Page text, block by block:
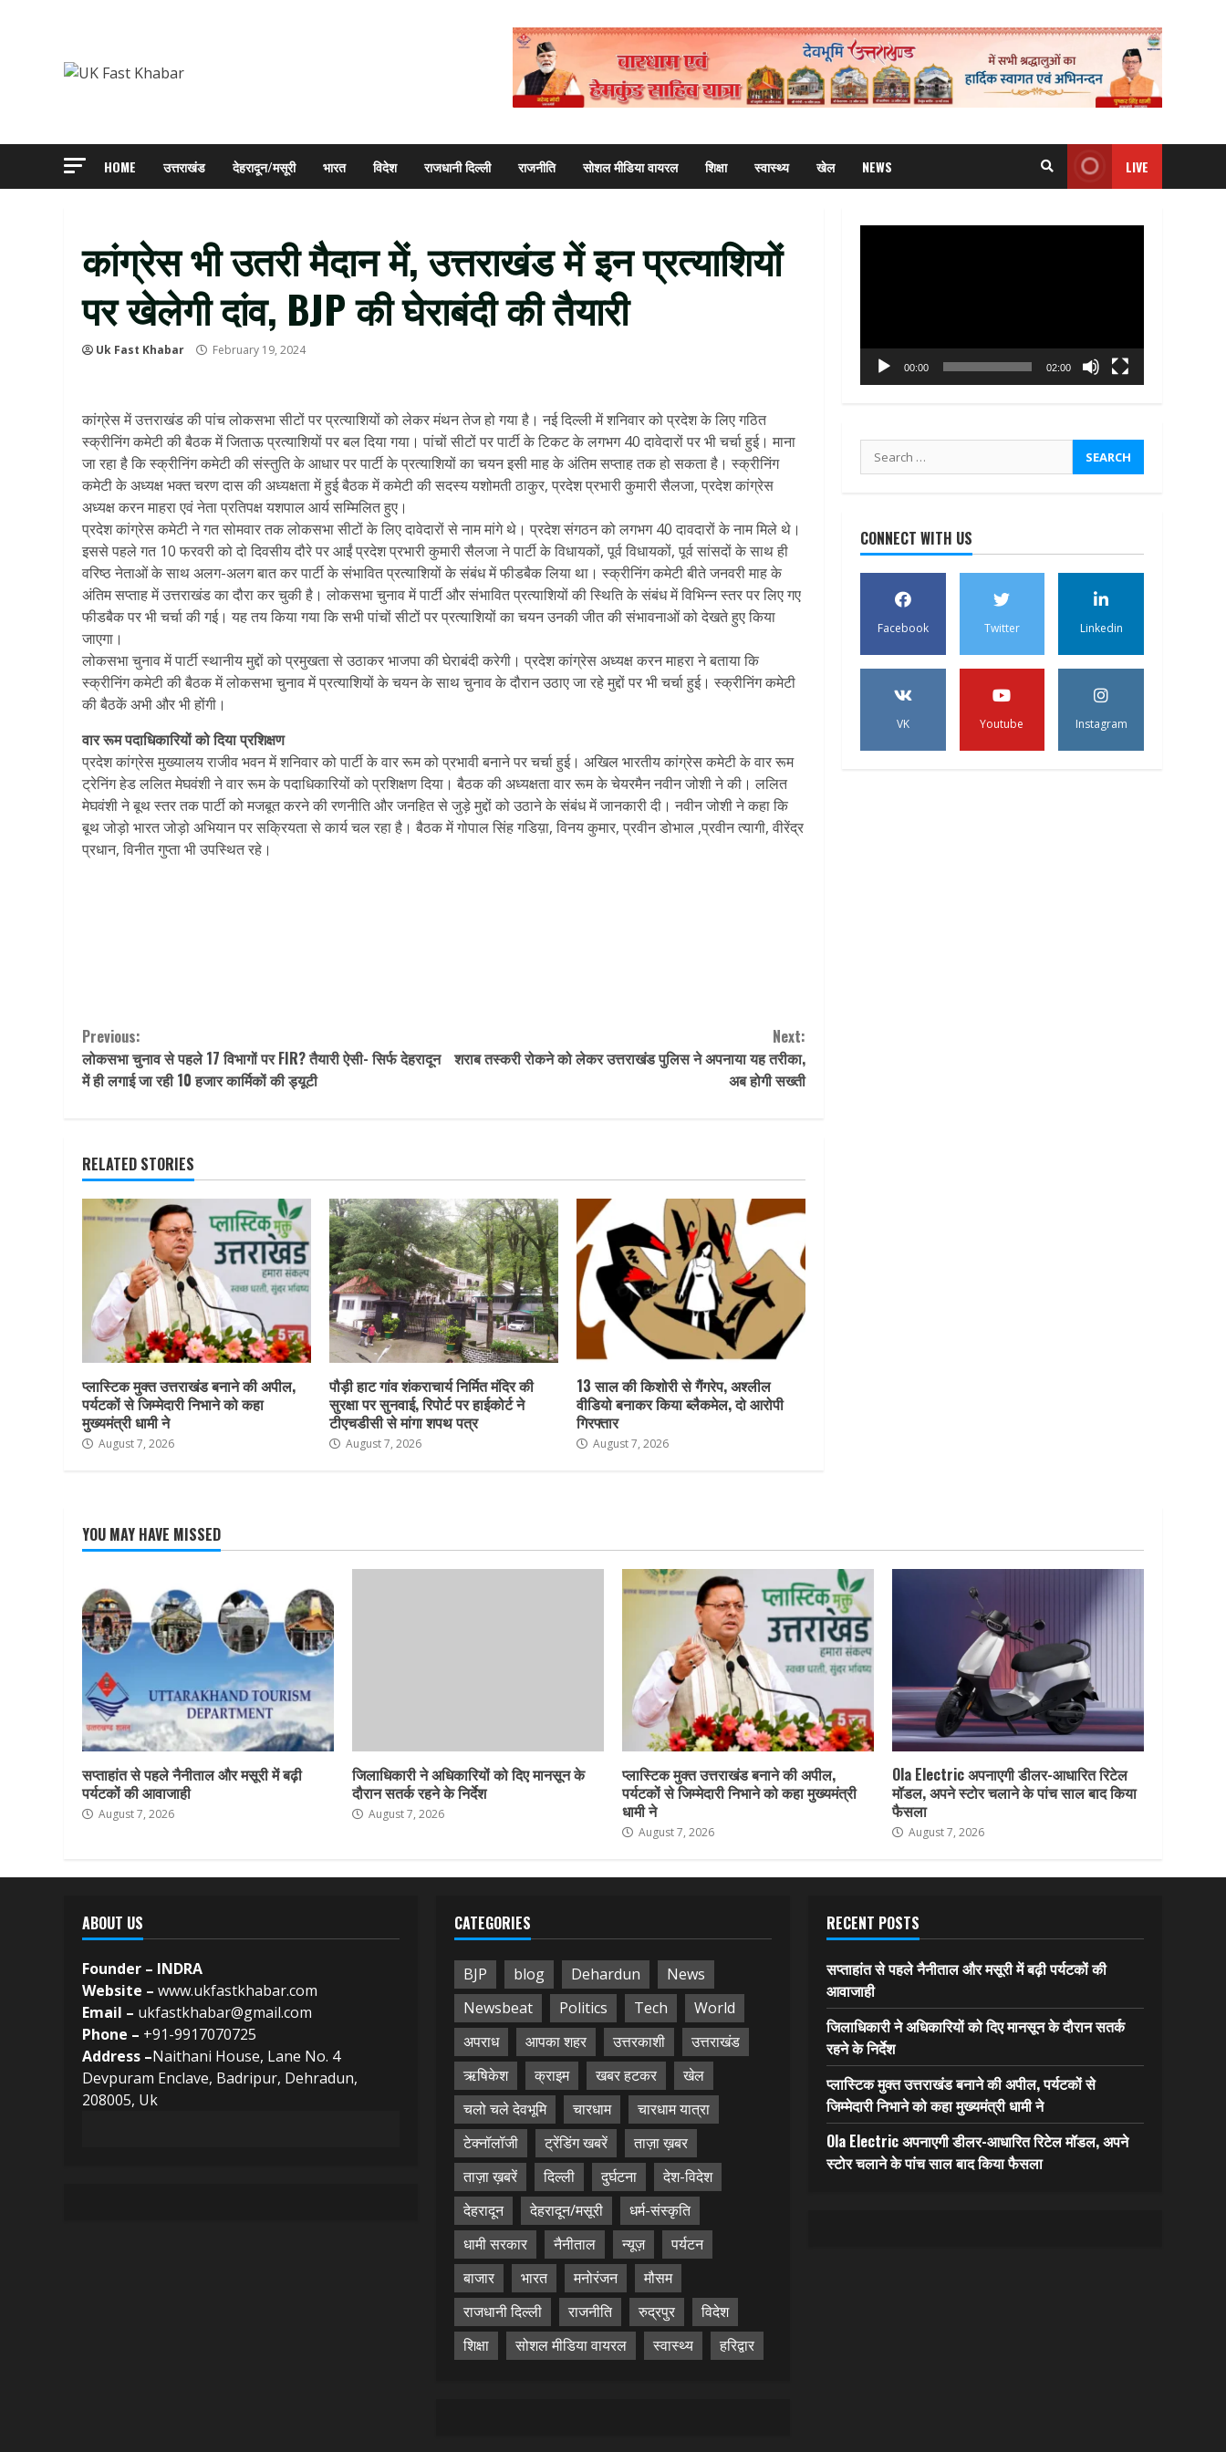
HOME उत्तराखंड देहरादून/मसूरी भारत विदेश राजधानी दिल्ली राजनीति सोशल मीडिया वायरल शिक्षा स्वास्थ्य खेल NEWS LIVE
कांग्रेस भी उतरी मैदान में, उत्तराखंड में इन प्रत्याशियों
पर खेलेगी दांव, BJP की घेराबंदी की तैयारी
Uk Fast Khabar February 19, 2024
कांग्रेस में उत्तराखंड की पांच लोकसभा सीटों पर प्रत्याशियों को लेकर मंथन तेज हो गया है। नई दिल्ली में शनिवार को प्रदेश के लिए गठित
स्क्रीनिंग कमेटी की बैठक में जिताऊ प्रत्याशियों पर बल दिया गया। पांचों सीटों पर पार्टी के टिकट के लगभग 40 दावेदारों पर भी चर्चा हुई। माना
जा रहा है कि स्क्रीनिंग कमेटी की संस्तुति के आधार पर पार्टी के प्रत्याशियों का चयन इसी माह के अंतिम सप्ताह तक हो सकता है। स्क्रीनिंग
कमेटी के अध्यक्ष भक्त चरण दास की अध्यक्षता में हुई बैठक में कमेटी की सदस्य यशोमती ठाकुर, प्रदेश प्रभारी कुमारी सैलजा, प्रदेश कांग्रेस
अध्यक्ष करन माहरा एवं नेता प्रतिपक्ष यशपाल आर्य सम्मिलित हुए।
प्रदेश कांग्रेस कमेटी ने गत सोमवार तक लोकसभा सीटों के लिए दावेदारों से नाम मांगे थे। प्रदेश संगठन को लगभग 40 दावदारों के नाम मिले थे।
इससे पहले गत 10 फरवरी को दो दिवसीय दौरे पर आईं प्रदेश प्रभारी कुमारी सैलजा ने पार्टी के विधायकों, पूर्व विधायकों, पूर्व सांसदों के साथ ही
वरिष्ठ नेताओं के साथ अलग-अलग बात कर पार्टी के संभावित प्रत्याशियों के संबंध में फीडबैक लिया था। स्क्रीनिंग कमेटी बीते जनवरी माह के
अंतिम सप्ताह में उत्तराखंड का दौरा कर चुकी है। लोकसभा चुनाव में पार्टी और संभावित प्रत्याशियों की स्थिति के संबंध में विभिन्न स्तर पर लिए गए
फीडबैक पर भी चर्चा की गई। यह तय किया गया कि सभी पांचों सीटों पर प्रत्याशियों का चयन उनकी जीत की संभावनाओं को देखते हुए किया
जाएगा।
लोकसभा चुनाव में पार्टी स्थानीय मुद्दों को प्रमुखता से उठाकर भाजपा की घेराबंदी करेगी। प्रदेश कांग्रेस अध्यक्ष करन माहरा ने बताया कि
स्क्रीनिंग कमेटी की बैठक में लोकसभा चुनाव में प्रत्याशियों के चयन के साथ चुनाव के दौरान उठाए जा रहे मुद्दों पर भी चर्चा हुई। स्क्रीनिंग कमेटी
की बैठकें अभी और भी होंगी।
वार रूम पदाधिकारियों को दिया प्रशिक्षण
प्रदेश कांग्रेस मुख्यालय राजीव भवन में शनिवार को पार्टी के वार रूम को प्रभावी बनाने पर चर्चा हुई। अखिल भारतीय कांग्रेस कमेटी के वार रूम
ट्रेनिंग हेड ललित मेघवंशी ने वार रूम के पदाधिकारियों को प्रशिक्षण दिया। बैठक की अध्यक्षता वार रूम के चेयरमैन नवीन जोशी ने की। ललित
मेघवंशी ने बूथ स्तर तक पार्टी को मजबूत करने की रणनीति और जनहित से जुड़े मुद्दों को उठाने के संबंध में जानकारी दी। नवीन जोशी ने कहा कि
बूथ जोड़ो भारत जोड़ो अभियान पर सक्रियता से कार्य चल रहा है। बैठक में गोपाल सिंह गडिय़ा, विनय कुमार, प्रवीन डोभाल ,प्रवीन त्यागी, वीरेंद्र
प्रधान, विनीत गुप्ता भी उपस्थित रहे।
Continue
Reading
Previous:
लोकसभा चुनाव से पहले 17 विभागों पर FIR? तैयारी ऐसी- सिर्फ देहरादून
में ही लगाई जा रही 10 हजार कार्मिकों की ड्यूटी
Next:
शराब तस्करी रोकने को लेकर उत्तराखंड पुलिस ने अपनाया यह तरीका,
अब होगी सख्ती
RELATED STORIES
प्लास्टिक मुक्त उत्तराखंड बनाने की अपील,
पर्यटकों से जिम्मेदारी निभाने को कहा
मुख्यमंत्री धामी ने
August 7, 2026
पौड़ी हाट गांव शंकराचार्य निर्मित मंदिर की
सुरक्षा पर सुनवाई, रिपोर्ट पर हाईकोर्ट ने
टीएचडीसी से मांगा शपथ पत्र
August 7, 2026
13 साल की किशोरी से गैंगरेप, अश्लील
वीडियो बनाकर किया ब्लैकमेल, दो आरोपी
गिरफ्तार
August 7, 2026
00:00 02:00
Search
for:
CONNECT WITH US
Facebook Twitter Linkedin
VK Youtube Instagram
YOU MAY HAVE MISSED
सप्ताहांत से पहले नैनीताल और मसूरी में बढ़ी
पर्यटकों की आवाजाही
August 7, 2026
जिलाधिकारी ने अधिकारियों को दिए मानसून के
दौरान सतर्क रहने के निर्देश
August 7, 2026
प्लास्टिक मुक्त उत्तराखंड बनाने की अपील,
पर्यटकों से जिम्मेदारी निभाने को कहा मुख्यमंत्री
धामी ने
August 7, 2026
Ola Electric अपनाएगी डीलर-आधारित रिटेल
मॉडल, अपने स्टोर चलाने के पांच साल बाद किया
फैसला
August 7, 2026
ABOUT US
Founder – INDRA
Website – www.ukfastkhabar.com
Email – ukfastkhabar@gmail.com
Phone – +91-9917070725
Address –Naithani House, Lane No. 4
Devpuram Enclave, Badripur, Dehradun,
208005, Uk
CATEGORIES
BJP blog Dehardun
News
Newsbeat
Politics Tech
World
अपराध
आपका शहर उत्तरकाशी
उत्तराखंड
ऋषिकेश
क्राइम खबर हटकर
खेल
चलो चले देवभूमि
चारधाम
चारधाम यात्रा
टेक्नॉलॉजी
ट्रेंडिंग खबरें
ताज़ा ख़बर
ताज़ा ख़बरें
दिल्ली दुर्घटना
देश-विदेश
देहरादून
देहरादून/मसूरी
धर्म-संस्कृति
धामी सरकार
नैनीताल न्यूज़
पर्यटन
बाजार
भारत मनोरंजन
मौसम
राजधानी दिल्ली
राजनीति रुद्रपुर
विदेश
शिक्षा
सोशल मीडिया वायरल स्वास्थ्य हरिद्वार
RECENT POSTS
सप्ताहांत से पहले नैनीताल और मसूरी में बढ़ी पर्यटकों की
आवाजाही
जिलाधिकारी ने अधिकारियों को दिए मानसून के दौरान सतर्क
रहने के निर्देश
प्लास्टिक मुक्त उत्तराखंड बनाने की अपील, पर्यटकों से
जिम्मेदारी निभाने को कहा मुख्यमंत्री धामी ने
Ola Electric अपनाएगी डीलर-आधारित रिटेल मॉडल, अपने
स्टोर चलाने के पांच साल बाद किया फैसला